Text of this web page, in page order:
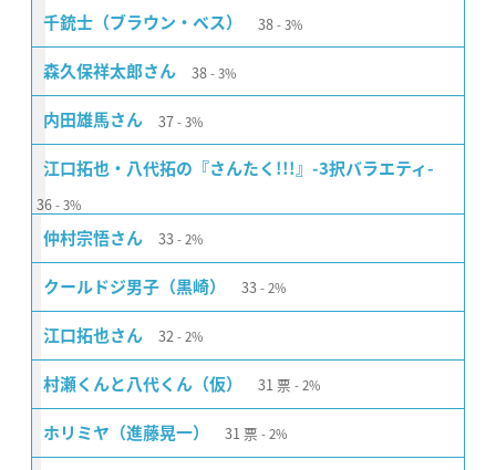
千銃士（ブラウン・ベス） 38 3%
森久保祥太郎さん 38 3%
内田雄馬さん 37 3%
江口拓也・八代拓の『さんたく!!!』-3択バラエティ-
36 3%
仲村宗悟さん 33 2%
クールドジ男子（黒崎） 33 2%
江口拓也さん 32 2%
村瀬くんと八代くん（仮） 31 票 2%
ホリミヤ（進藤晃一） 31 票 2%